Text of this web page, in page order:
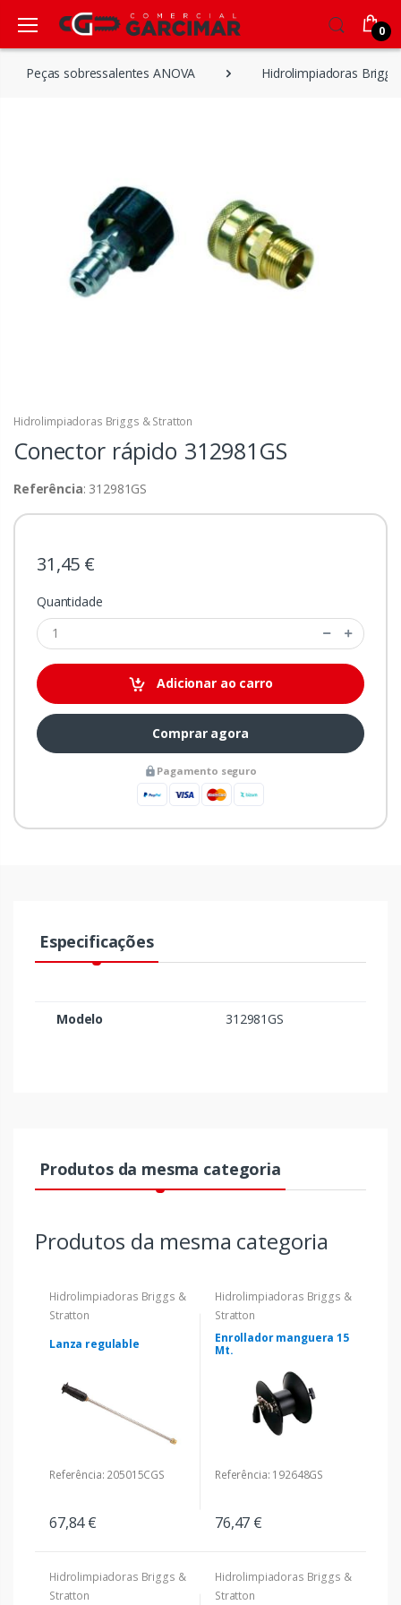
0
Peças sobressalentes ANOVA Hidrolimpiadoras
Hidrolimpiadoras Briggs & Stratton
Conector rápido 312981GS
Referência: 312981GS
31,45 €
Quantidade
Adicionar ao carro
Comprar agora
Pagamento seguro
Especificações
Modelo 312981GS
Produtos da mesma categoria
Produtos da mesma categoria
Hidrolimpiadoras Briggs &
Stratton
Lanza regulable
Referência: 205015CGS
67,84 €
Hidrolimpiadoras Briggs &
Stratton
Enrollador manguera 15
Mt.
Referência: 192648GS
76,47 €
Hidrolimpiadoras Briggs &
Stratton
Hidrolimpiadoras Briggs &
Stratton